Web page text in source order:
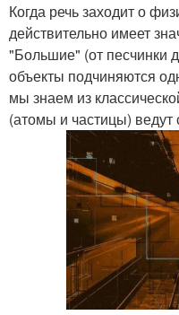
Когда речь заходит о
действительно имеет
"Большие" (от песчинки
объекты подчиняются
мы знаем из
(атомы и частицы)